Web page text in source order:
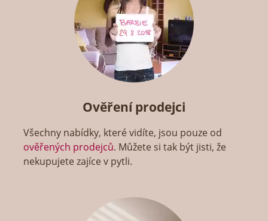
Ověření prodejci
Všechny nabídky, které vidíte, jsou pouze od
ověřených prodejců. Můžete si tak být jisti, že
nekupujete zajíce v pytli.